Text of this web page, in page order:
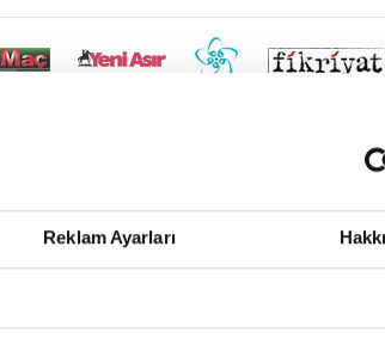
Reklam Ayarları